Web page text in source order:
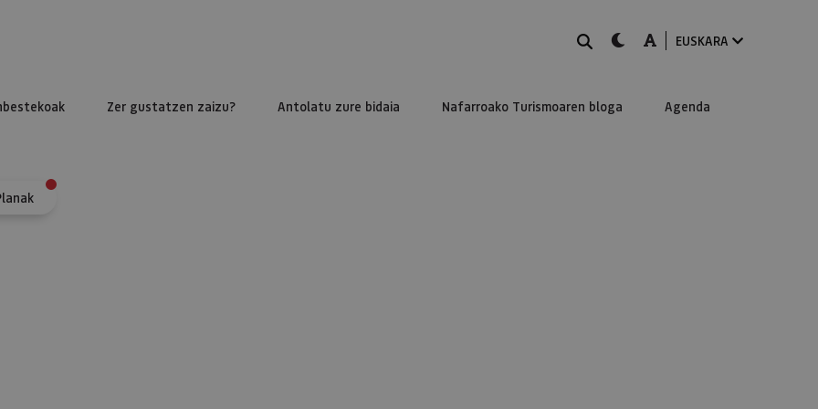
BILATUdark-mode
A-modeEUSKARA
Zer gustatzen zaizu? Antolatu zure bidaia Nafarroako Turismoaren bloga Agenda